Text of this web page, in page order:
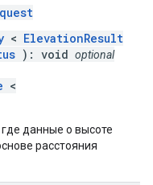
< ElevationResult
): void optional
<
данные о высоте
расстояния